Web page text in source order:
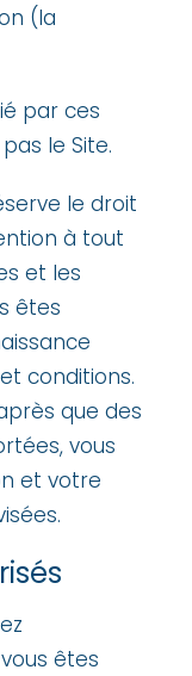
(la
par ces
le Site.
le droit
à tout
et les
êtes
conditions.
que des
vous
et votre
êtes